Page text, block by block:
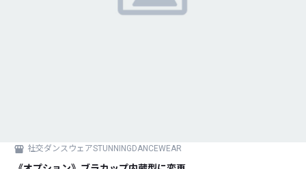
社交ダンスウェアSTUNNINGDANCEWEAR